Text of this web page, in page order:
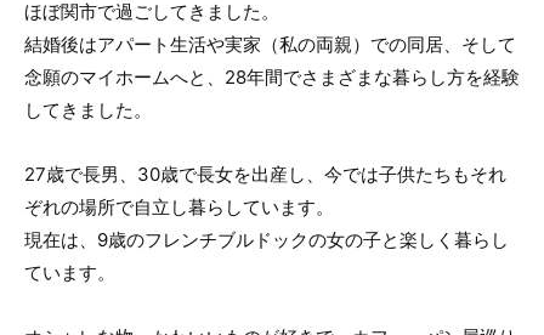
ほぼ関市で過ごしてきました。
結婚後はアパート生活や実家（私の両親）での同居、そして
念願のマイホームへと、28年間でさまざまな暮らし方を経験
してきました。
27歳で長男、30歳で長女を出産し、今では子供たちもそれ
ぞれの場所で自立し暮らしています。
現在は、9歳のフレンチブルドックの女の子と楽しく暮らし
ています。